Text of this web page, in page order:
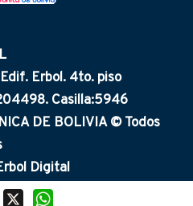
Facebook
Erbol. 4to. piso
Casilla:5946
DE BOLIVIA © Todos
Digital